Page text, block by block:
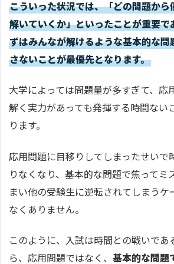
こういった状況では、「どの問題から
解いていくか」といったことが重要で
ずはみんなが解けるような基本的な問
さないことが最優先となります。
大学によっては問題量が多すぎて、応
解く実力があっても発揮する時間ない
ります。
応用問題に目移りしてしまったせいで
りなくなり、基本的な問題で焦ってミ
まい他の受験生に逆転されてしまうケ
なくありません。
このように、入試は時間との戦いであ
ら、応用問題ではなく、 基本的な問題